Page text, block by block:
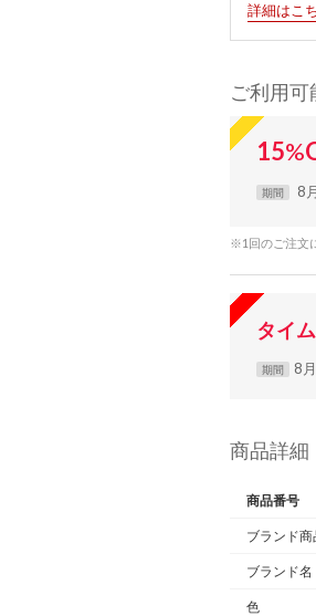
詳細はこ
ご利用可
15%
期間 8
※1回のご注文
タイ
期間 8
商品詳細
商品番号
ブランド
ブランド名
色